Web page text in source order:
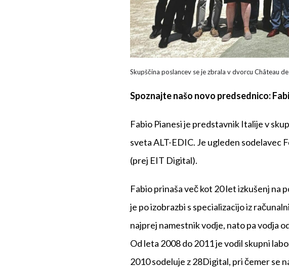
Skupščina poslancev se je zbrala v dvorcu Château
Spoznajte našo novo predsednico:
Fabio Pianesi je predstavnik Italije v
sveta ALT-EDIC. Je ugleden sodelavec
(prej EIT Digital).
Fabio prinaša več kot 20 let izkušenj na
je po izobrazbi s specializacijo iz
najprej namestnik vodje, nato pa vodja
Od leta 2008 do 2011 je vodil skupni
2010 sodeluje z 28Digital, pri čemer se